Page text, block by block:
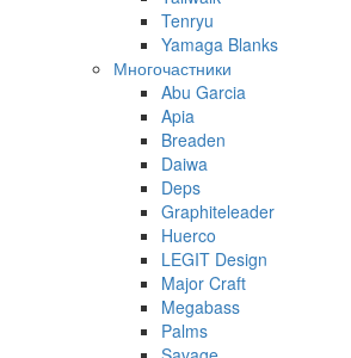
Tenryu
Yamaga Blanks
Многочастники
Abu Garcia
Apia
Breaden
Daiwa
Deps
Graphiteleader
Huerco
LEGIT Design
Major Craft
Megabass
Palms